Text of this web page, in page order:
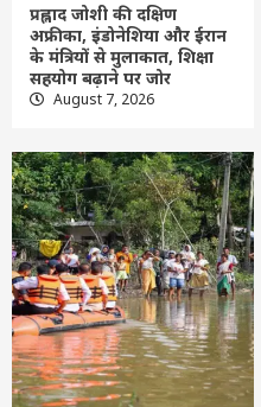
प्रह्लाद जोशी की दक्षिण
अफ्रीका, इंडोनेशिया और ईरान
के मंत्रियों से मुलाकात, शिक्षा
सहयोग बढ़ाने पर जोर
August 7, 2026